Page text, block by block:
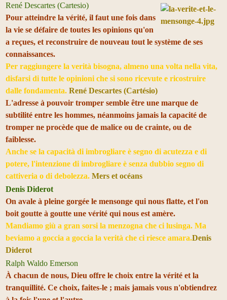
René Descartes (Cartesio)
Pour atteindre la vérité, il faut une fois dans
la vie se défaire de toutes les opinions qu'on
a reçues, et reconstruire de nouveau tout le système de ses
connaissances.
Per raggiungere la verità bisogna, almeno una volta nella vita,
disfarsi di tutte le opinioni che si sono ricevute e ricostruire
dalle fondamenta. René Descartes (Cartésio)
L'adresse à pouvoir tromper semble être une marque de
subtilité entre les hommes, néanmoins jamais la capacité de
tromper ne procède que de malice ou de crainte, ou de
faiblesse.
Anche se la capacità di imbrogliare è segno di acutezza e di
potere, l'intenzione di imbrogliare è senza dubbio segno di
cattiveria o di debolezza. Mers et océans
Denis Diderot
On avale à pleine gorgée le mensonge qui nous flatte, et l'on
boit goutte à goutte une vérité qui nous est amère.
Mandiamo giù a gran sorsi la menzogna che ci lusinga. Ma
beviamo a goccia a goccia la verità che ci riesce amara.Denis
Diderot
Ralph Waldo Emerson
À chacun de nous, Dieu offre le choix entre la vérité et la
tranquillité. Ce choix, faites-le ; mais jamais vous n'obtiendrez